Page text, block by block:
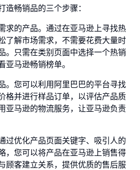
造畅销品的三个步骤：
求的产品。通过在亚马逊上寻找热
了解市场需求，不需要花费大量时
。只需在类别页面中选择一个热销
亚马逊畅销榜单。
。您可以利用阿里巴巴的平台寻找
格并进行样品订单，以评估产品质
亚马逊的物流服务，让亚马逊负责
过优化产品页面关键字、吸引人的
，您可以将产品在亚马逊上销售得
顾客建立关系，提供优质的售后服